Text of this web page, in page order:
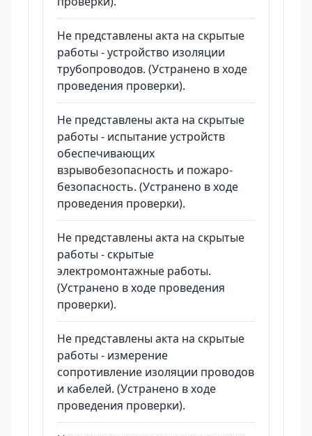
Не представлены акта на скрытые
работы - устройство изоляции
трубопроводов. (Устранено в ходе
проведения проверки).
Не представлены акта на скрытые
работы - испытание устройств
обеспечивающих
взрывобезопасность и пожаро-
безопасность. (Устранено в ходе
проведения проверки).
Не представлены акта на скрытые
работы - скрытые
электромонтажные работы.
(Устранено в ходе проведения
проверки).
Не представлены акта на скрытые
работы - измерение
сопротивление изоляции проводов
и кабелей. (Устранено в ходе
проведения проверки).